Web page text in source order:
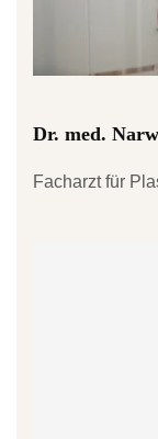
Dr. med.
Facharzt für